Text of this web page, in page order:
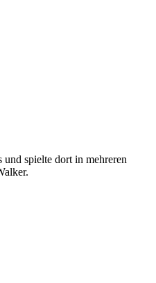
spielte dort in mehreren